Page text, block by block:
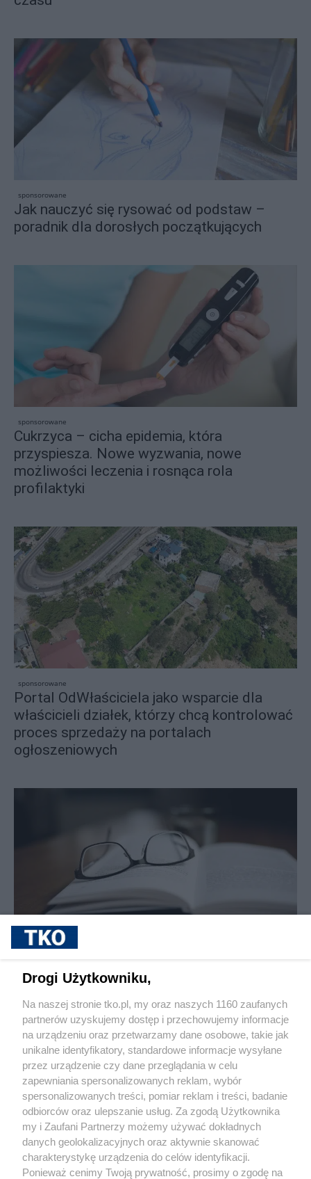
sponsorowane
Jak nauczyć się rysować od podstaw –
poradnik dla dorosłych początkujących
sponsorowane
Cukrzyca – cicha epidemia, która
przyspiesza. Nowe wyzwania, nowe
możliwości leczenia i rosnąca rola
profilaktyki
sponsorowane
Portal OdWłaściciela jako wsparcie dla
właścicieli działek, którzy chcą kontrolować
proces sprzedaży na portalach
ogłoszeniowych
sponsorowane
czytania hurtowo? Korzyści dla sklepów i
Pokaż więcej
Reklama Tematy Archiwum artykułów
Drogi Użytkowniku,
Na naszej stronie tko.pl, my oraz naszych 1160 zaufanych
partnerów uzyskujemy dostęp i przechowujemy informacje
na urządzeniu oraz przetwarzamy dane osobowe, takie jak
unikalne identyfikatory, standardowe informacje wysyłane
przez urządzenie czy dane przeglądania w celu
zapewniania spersonalizowanych reklam, wybór
spersonalizowanych treści, pomiar reklam i treści, badanie
odbiorców oraz ulepszanie usług. Za zgodą Użytkownika
my i Zaufani Partnerzy możemy używać dokładnych
danych geolokalizacyjnych oraz aktywnie skanować
charakterystykę urządzenia do celów identyfikacji.
Ponieważ cenimy Twoją prywatność, prosimy o zgodę na